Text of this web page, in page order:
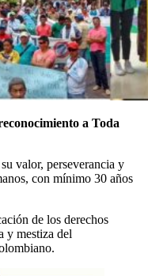
a Toda
valor, perseverancia y
con mínimo 30 años
de los derechos
y mestiza del